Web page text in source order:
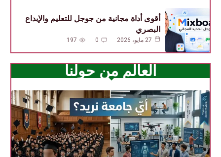
أقوى أداة مجانية من جوجل للتعليم والإبداع
البصري
27 مايو، 2026 0
197
العالم من حولنا